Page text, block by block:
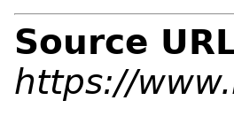
Source
https://